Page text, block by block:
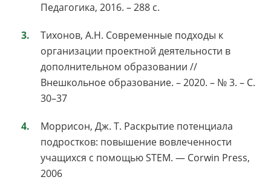
Педагогика, 2016. – 288 с.
Тихонов, А.Н. Современные подходы к
организации проектной деятельности в
дополнительном образовании //
Внешкольное образование. – 2020. – № 3. – С.
30–37
Моррисон, Дж. Т. Раскрытие потенциала
подростков: повышение вовлеченности
учащихся с помощью STEM. — Corwin Press,
2006